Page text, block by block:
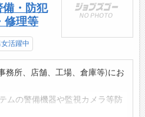
・防犯
修理等
女活躍中
務所、店舗、工場、倉庫等)にお
ムの警備機器や監視カメラ等防